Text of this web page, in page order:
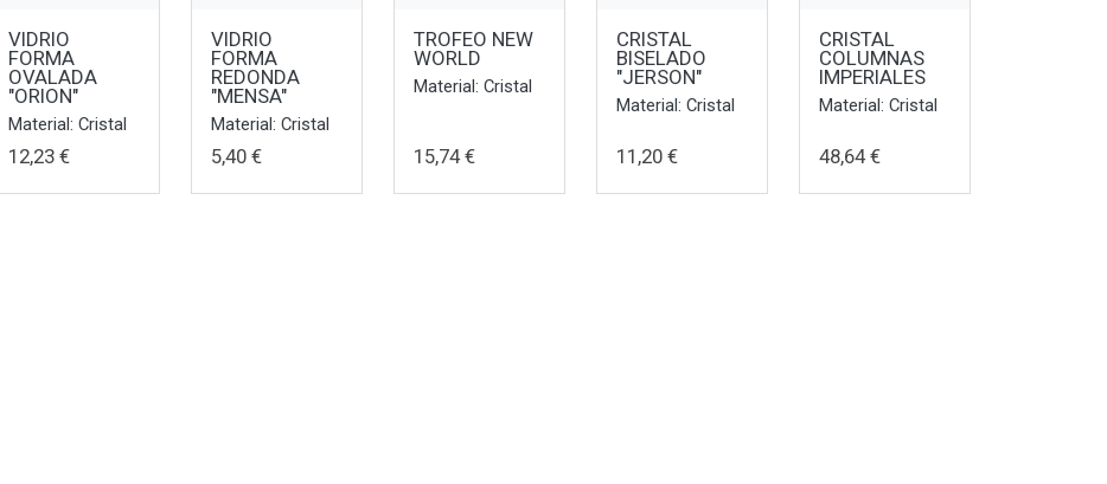
VIDRIO
FORMA
OVALADA
"ORION"
Material: Cristal
12,23 €
VIDRIO
FORMA
REDONDA
"MENSA"
Material: Cristal
5,40 €
TROFEO NEW
WORLD
Material: Cristal
15,74 €
CRISTAL
BISELADO
"JERSON"
Material: Cristal
11,20 €
CRISTAL
COLUMNAS
IMPERIALES
Material: Cristal
48,64 €